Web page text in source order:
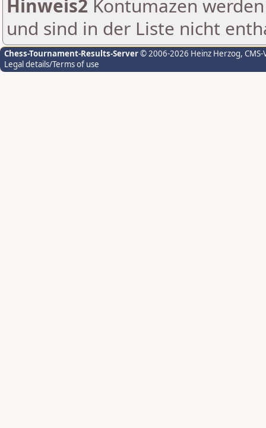
Hinweis2 Kontumazen
und sind in der Liste nicht
Chess-Tournament-Results-Server© 2006-2026 Heinz Herzog,
Legal details/Terms of use